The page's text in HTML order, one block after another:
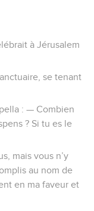
à Jérusalem
se tenant
: — Combien
? Si tu es le
mais vous n’y
au nom de
en ma faveur et